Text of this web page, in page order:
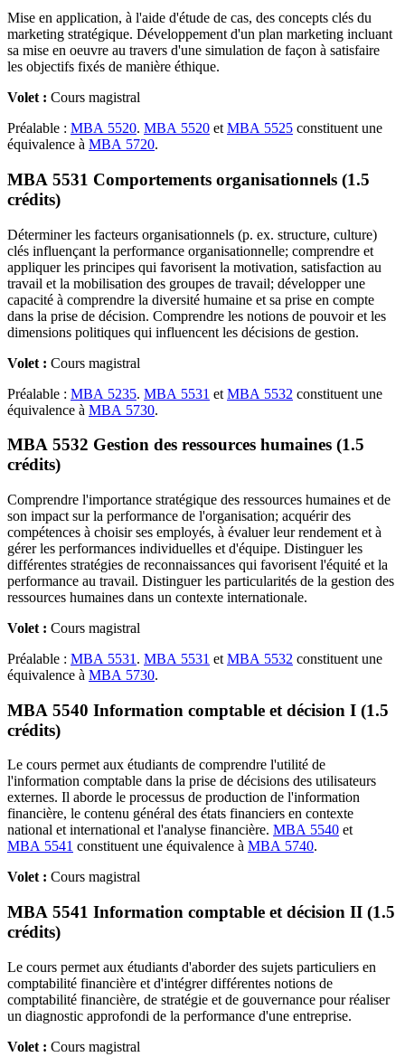
Mise en application, à l'aide d'étude de cas, des concepts clés du
marketing stratégique. Développement d'un plan marketing incluant
sa mise en oeuvre au travers d'une simulation de façon à satisfaire
les objectifs fixés de manière éthique.
Volet : Cours magistral
Préalable : MBA 5520. MBA 5520 et MBA 5525 constituent une
équivalence à MBA 5720.
MBA 5531 Comportements organisationnels (1.5
crédits)
Déterminer les facteurs organisationnels (p. ex. structure, culture)
clés influençant la performance organisationnelle; comprendre et
appliquer les principes qui favorisent la motivation, satisfaction au
travail et la mobilisation des groupes de travail; développer une
capacité à comprendre la diversité humaine et sa prise en compte
dans la prise de décision. Comprendre les notions de pouvoir et les
dimensions politiques qui influencent les décisions de gestion.
Volet : Cours magistral
Préalable : MBA 5235. MBA 5531 et MBA 5532 constituent une
équivalence à MBA 5730.
MBA 5532 Gestion des ressources humaines (1.5
crédits)
Comprendre l'importance stratégique des ressources humaines et de
son impact sur la performance de l'organisation; acquérir des
compétences à choisir ses employés, à évaluer leur rendement et à
gérer les performances individuelles et d'équipe. Distinguer les
différentes stratégies de reconnaissances qui favorisent l'équité et la
performance au travail. Distinguer les particularités de la gestion des
ressources humaines dans un contexte internationale.
Volet : Cours magistral
Préalable : MBA 5531 . MBA 5531 et MBA 5532 constituent une
équivalence à MBA 5730.
MBA 5540 Information comptable et décision I (1.5
crédits)
Le cours permet aux étudiants de comprendre l'utilité de
l'information comptable dans la prise de décisions des utilisateurs
externes. Il aborde le processus de production de l'information
financière, le contenu général des états financiers en contexte
national et international et l'analyse financière. MBA 5540 et
MBA 5541 constituent une équivalence à MBA 5740.
Volet : Cours magistral
MBA 5541 Information comptable et décision II (1.5
crédits)
Le cours permet aux étudiants d'aborder des sujets particuliers en
comptabilité financière et d'intégrer différentes notions de
comptabilité financière, de stratégie et de gouvernance pour réaliser
un diagnostic approfondi de la performance d'une entreprise.
Volet : Cours magistral